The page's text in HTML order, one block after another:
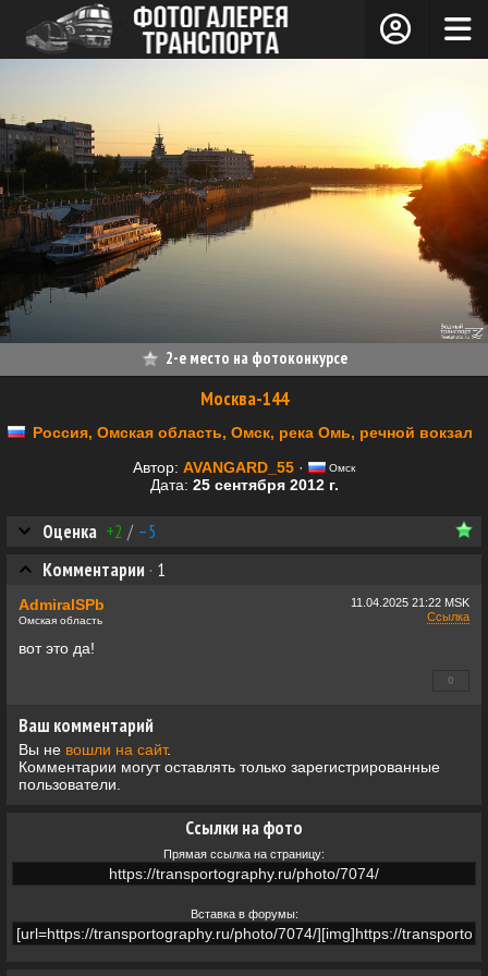
2-е место на фотоконкурсе
Москва-144
Россия, Омская область, Омск, река Омь, речной вокзал
Автор: AVANGARD_55 · Омск
Дата: 25 сентября 2012 г.
Оценка +2 / –5
Ссылки на фото
Прямая ссылка на страницу:
Вставка в форумы:
Комментарии · 1
11.04.2025 21:22 MSK
Ссылка
AdmiralSPb
Омская область
вот это да!
0
Ваш комментарий
Вы не вошли на сайт.
Комментарии могут оставлять только зарегистрированные
пользователи.